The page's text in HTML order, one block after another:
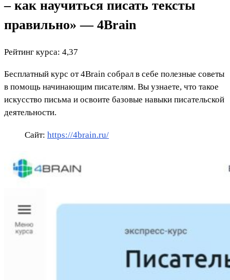
– как научиться писать тексты
правильно» — 4Brain
Рейтинг курса: 4,37
Бесплатный курс от 4Brain собрал в себе полезные советы
в помощь начинающим писателям. Вы узнаете, что такое
искусство письма и освоите базовые навыки писательской
деятельности.
Сайт: https://4brain.ru/